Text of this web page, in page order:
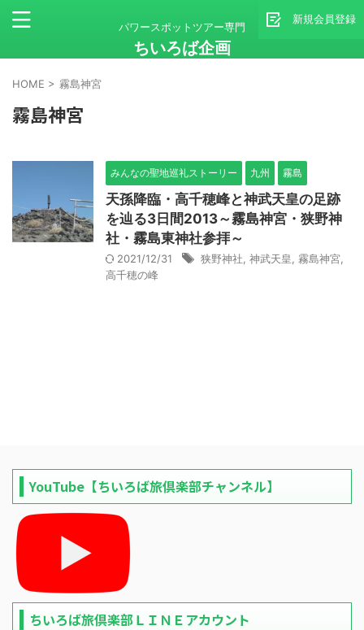
新規会員登録
パワースポットツアー専門
ちいろば企画
HOME > 霧島神宮
霧島神宮
みんなの聖地巡礼ストーリー 九州 霧島
天孫降臨・高千穂峰と神武天皇の足跡
を辿る3日間2013～霧島神宮・狭野神
社・霧島東神社参拝～
2021/12/31 狭野神社 神武天皇 霧島神宮
高千穂の峰
YouTube【ちいろば旅倶楽部チャンネル】
ちいろば旅倶楽部ＬＩＮＥアカウント